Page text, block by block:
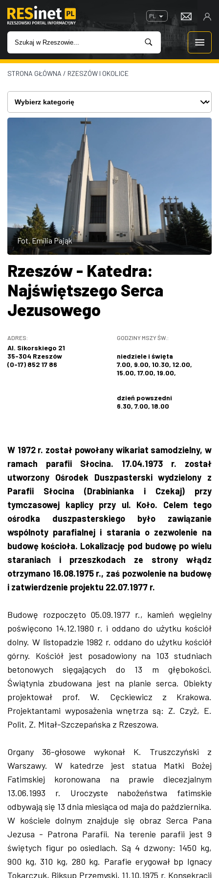
PL
WIADOMOŚCI
INWESTYCJE
GASTRONOMIA
ZDJĘCIA
STRONA GŁÓWNA / RZESZÓW I OKOLICE
Fot. Emilia Pająk
Rzeszów - Katedra:
Najświętszego Serca
Jezusowego
ADRES:
Al. Sikorskiego 21
35-304 Rzeszów
(0-17) 852 17 86
GODZINY MSZY ŚW.:
niedziele i święta
7.00, 9.00, 10.30, 12.00,
15.00, 17.00, 19.00,
dzień powszedni
6.30, 7.00, 18.00
W 1972 r. został powołany wikariat samodzielny, w
ramach parafii Słocina. 17.04.1973 r. został
utworzony Ośrodek Duszpasterski wydzielony z
Parafii Słocina (Drabinianka i Czekaj) przy
tymczasowej kaplicy przy ul. Koło. Celem tego
ośrodka duszpasterskiego było zawiązanie
wspólnoty parafialnej i starania o zezwolenie na
budowę kościoła. Lokalizację pod budowę po wielu
staraniach i przeszkodach ze strony włądz
otrzymano 16.08.1975 r., zaś pozwolenie na budowę
i zatwierdzenie projektu 22.07.1977 r.
Budowę rozpoczęto 05.09.1977 r., kamień węgielny
poświęcono 14.12.1980 r. i oddano do użytku kościół
dolny. W listopadzie 1982 r. oddano do użytku kościół
górny. Kościół jest posadowiony na 103 studniach
betonowych sięgających do 13 m głębokości.
Świątynia zbudowana jest na planie serca. Obiekty
projektował prof. W. Cęckiewicz z Krakowa.
Projektantami wyposażenia wnętrza są: Z. Czyż, E.
Polit, Z. Mitał-Szczepańska z Rzeszowa.
Organy 36-głosowe wykonał K. Truszczyński z
Warszawy. W katedrze jest statua Matki Bożej
Fatimskiej koronowana na prawie diecezjalnym
13.06.1993 r. Uroczyste nabożeństwa fatimskie
odbywają się 13 dnia miesiąca od maja do października.
W kościele dolnym znajduje się obraz Serca Pana
Jezusa - Patrona Parafii. Na terenie parafii jest 9
świętych figur po osiedlach. Są 4 dzwony: 1450 kg,
900 kg, 310 kg, 280 kg. Parafie erygował bp Ignacy
Tokarczuk, Biksup Przemyski, 11.10.1975 r. Konsekracji